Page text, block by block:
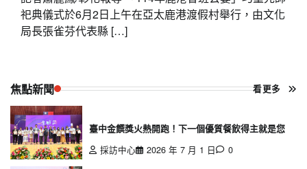
祀典儀式於6月2日上午在亞太鹿港渡假村舉行，由文化
局長張雀芬代表縣 […]
焦點新聞 看更多
臺中金饌獎火熱開跑！下一個優質餐飲得主就是您
採訪中心
2026 年 7 月 1 日 0